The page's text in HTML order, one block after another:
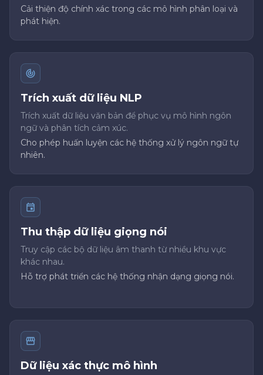
Cải thiện độ chính xác trong các mô hình phân loại và
phát hiện.
Trích xuất dữ liệu NLP
Trích xuất dữ liệu văn bản để phục vụ mô hình ngôn
ngữ và phân tích cảm xúc.
Cho phép huấn luyện các hệ thống xử lý ngôn ngữ tự
nhiên.
Thu thập dữ liệu giọng nói
Truy cập các bộ dữ liệu âm thanh từ nhiều khu vực
khác nhau.
Hỗ trợ phát triển các hệ thống nhận dạng giọng nói.
Dữ liệu xác thực mô hình